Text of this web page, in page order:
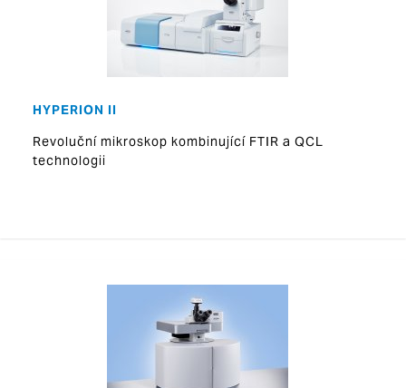
HYPERION II
Revoluční mikroskop kombinující FTIR a QCL
technologii